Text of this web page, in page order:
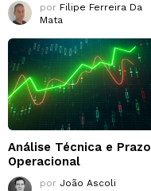
por Filipe Ferreira Da
Mata
Análise Técnica e Prazo
Operacional
por João Ascoli